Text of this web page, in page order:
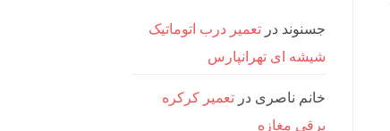
غرب
تهران جسنوند درتعمیر درب اتوماتیک
شیشه ای تهرانپارس
خانم ناصری درتعمیر کرکره
برقی مغازه